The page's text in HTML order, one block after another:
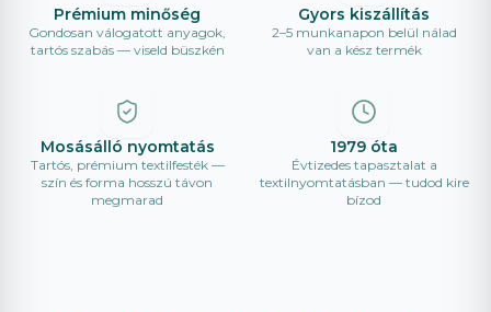
Prémium minőség
Gondosan válogatott anyagok,
tartós szabás — viseld büszkén
Gyors kiszállítás
2–5 munkanapon belül nálad
van a kész termék
Mosásálló nyomtatás
Tartós, prémium textilfesték —
szín és forma hosszú távon
megmarad
1979 óta
Évtizedes tapasztalat a
textilnyomtatásban — tudod kire
bízod